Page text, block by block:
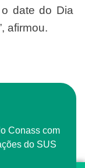
date do Dia
afirmou.
do SUS